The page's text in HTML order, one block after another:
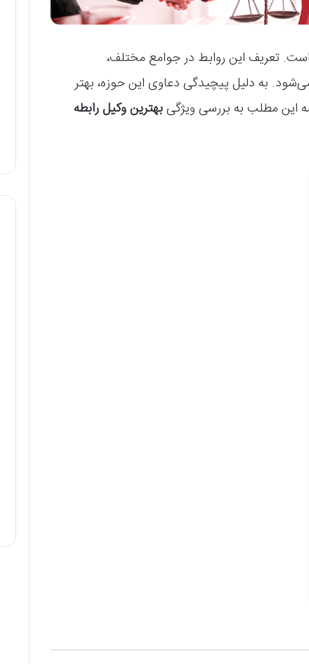
تعریف این روابط در جوامع مختلف،
به دلیل پیچیدگی دعاوی این حوزه، بهتر
این مطلب به بررسی ویژگیبهترین وکیل رابطه